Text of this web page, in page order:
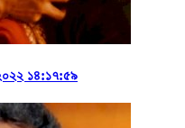
২০২২ ১৪:১৭:৫৯